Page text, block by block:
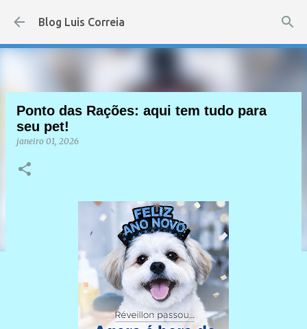
Pular para o conteúdo principal
Blog Luis Correia
Ponto das Rações: aqui tem tudo para
seu pet!
janeiro 01, 2026